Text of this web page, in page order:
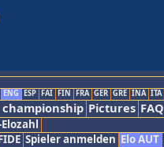
ENG ESP FAI FIN FRA GER GRE INA ITA
championship Pictures FAQ
Spieler anmelden Elo AUT